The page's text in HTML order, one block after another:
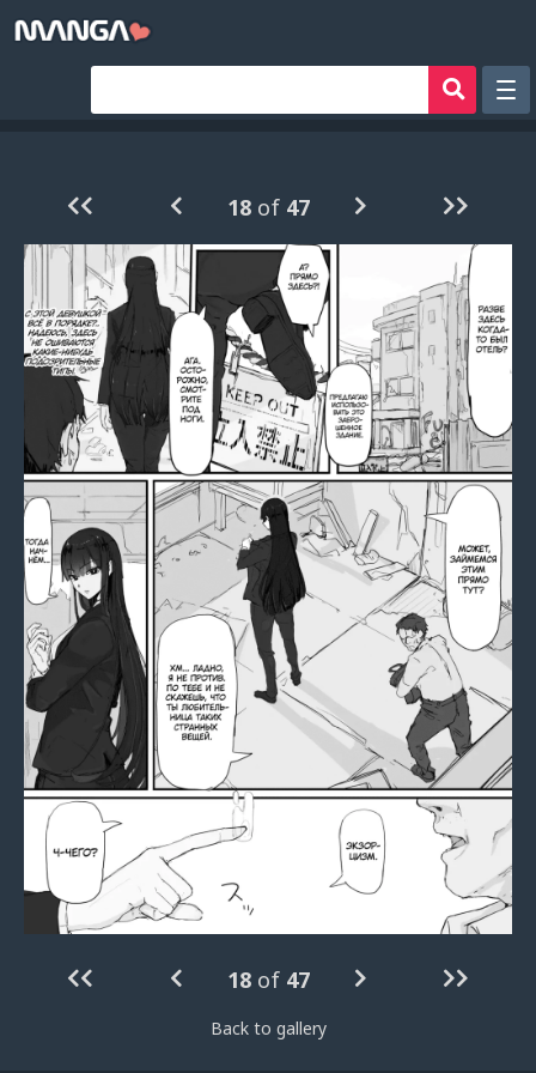
Аниме хентай
Сборники манги
Sign in
Register
18 of 47
18 of 47
Back to gallery